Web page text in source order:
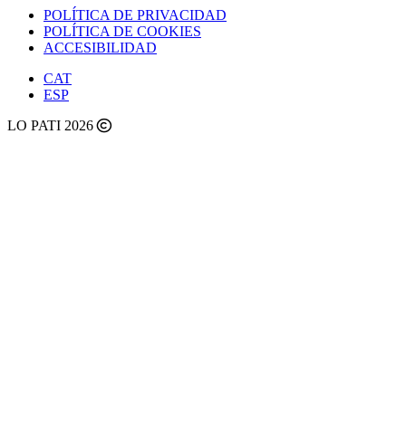
POLÍTICA DE PRIVACIDAD
POLÍTICA DE COOKIES
ACCESIBILIDAD
CAT
ESP
LO PATI 2026